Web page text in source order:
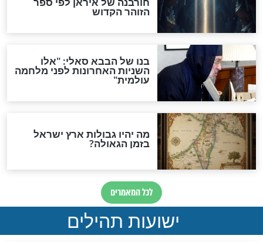
"לפני הגאולה תהיה אפיקורסות
והכחשה גדולה מאוד של
האמונה"
האם לאחר בוא המשיח יהיה
אפשר לחזור בתשובה?
לכל המאמרים